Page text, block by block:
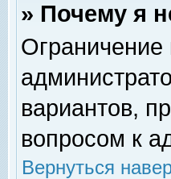
» Почему я
Ограничение
вариантов,
вопросом к
Вернуться